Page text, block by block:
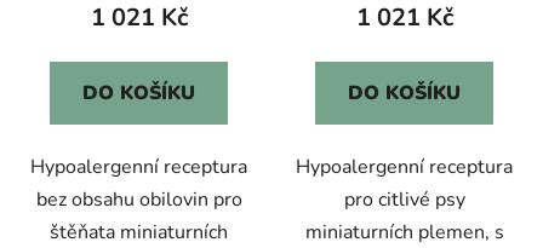
1 021 Kč
DO KOŠÍKU
Hypoalergenní receptura
bez obsahu obilovin pro
štěňata miniaturních
1 021 Kč
DO KOŠÍKU
Hypoalergenní receptura
pro citlivé psy
miniaturních plemen, s